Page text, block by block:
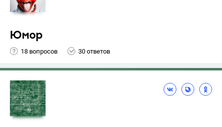
Юмор
18 вопросов 30 ответов